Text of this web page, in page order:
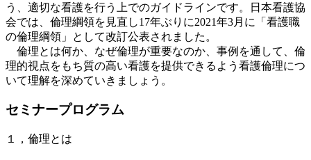
う、適切な看護を行う上でのガイドラインです。日本看護協
会では、倫理綱領を見直し17年ぶりに2021年3月に「看護職
の倫理綱領」として改訂公表されました。
倫理とは何か、なぜ倫理が重要なのか、事例を通して、倫
理的視点をもち質の高い看護を提供できるよう看護倫理につ
いて理解を深めていきましょう。
セミナープログラム
１，倫理とは